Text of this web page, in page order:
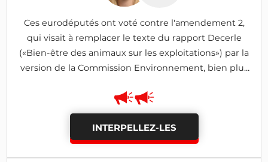
Ces eurodéputés ont voté contre l'amendement 2,
qui visait à remplacer le texte du rapport Decerle
(«Bien-être des animaux sur les exploitations») par la
version de la Commission Environnement, bien plus
INTERPELLEZ-LES